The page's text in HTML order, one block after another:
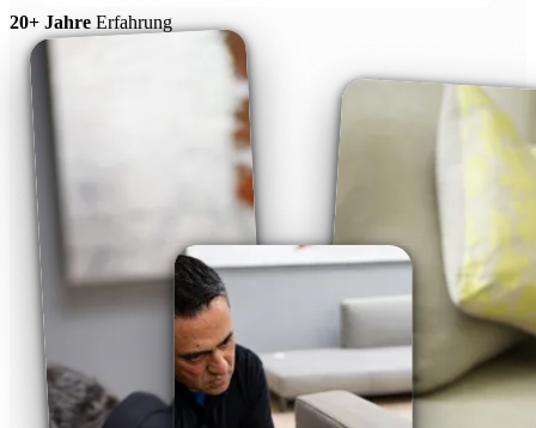
20+ Jahre Erfahrung